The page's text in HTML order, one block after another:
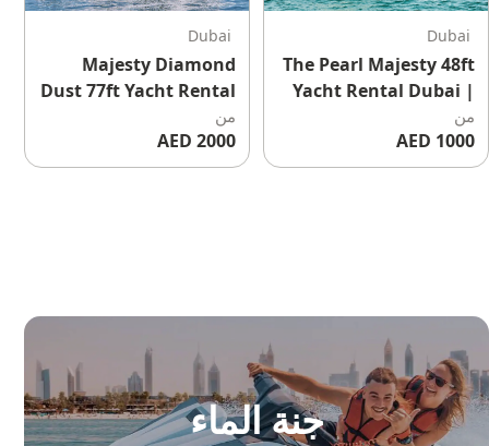
Dubai
The Pearl Majesty 48ft
Yacht Rental Dubai |
Luxury Private Yacht
Charter for 12 Guests
من
1000 AED
Dubai
Majesty Diamond
Dust 77ft Yacht Rental
Dubai | Luxury Yacht
Charter for 40 Guests
من
2000 AED
جنة الماء